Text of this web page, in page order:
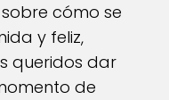
cómo se
y feliz,
queridos dar
de